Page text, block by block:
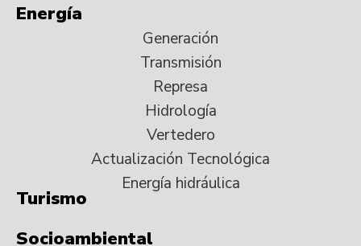
Energía
Generación
Transmisión
Represa
Hidrología
Vertedero
Actualización Tecnológica
Energía hidráulica
Turismo
Socioambiental